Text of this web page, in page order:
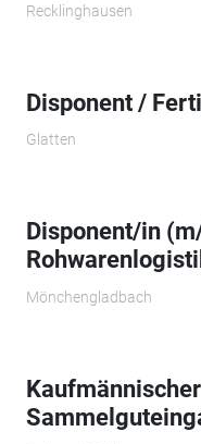
Recklinghausen
Disponent /
Glatten
Disponent/in
Mönchengladbach